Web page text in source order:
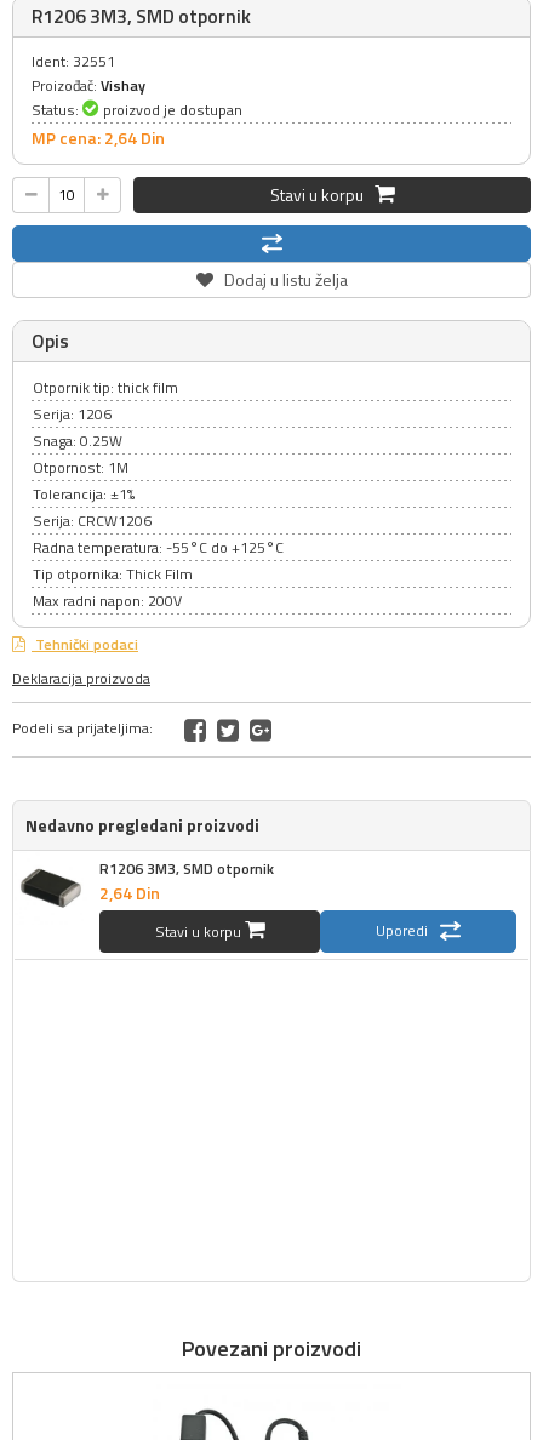
R1206 3M3, SMD otpornik
Ident: 32551
Proizođač: Vishay
Status:
proizvod je dostupan
MP cena: 2,64Din
Stavi u korpu
Dodaj u listu želja
Opis
Otpornik tip: thick film
Serija: 1206
Snaga: 0.25W
Otpornost: 1M
Tolerancija: ±1%
Serija: CRCW1206
Radna temperatura: -55°C do +125°C
Tip otpornika: Thick Film
Max radni napon: 200V
Tehnički podaci
Deklaracija proizvoda
Podeli sa prijateljima:
Nedavno pregledani proizvodi
R1206 3M3, SMD otpornik
2,64Din
Stavi u korpu Uporedi
Povezani proizvodi